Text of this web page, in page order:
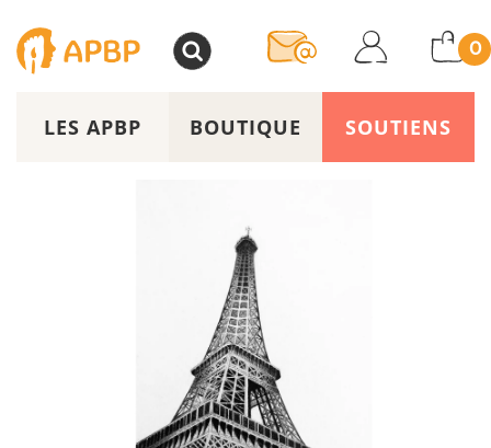
0
LES APBP BOUTIQUE SOUTIENS